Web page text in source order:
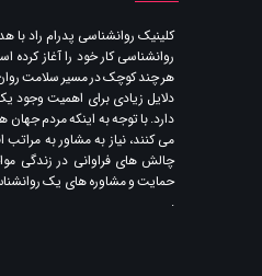
​کلینیک روانشناسی پدرام راد با
روانشناسی کار خود را آغاز
هر چند کوچک در مسیر سلامت روان
دلایل زیادی برای اهمیت وجود
دارد. با توجه به اینکه مردم جهان
می کنند​​​​​​​، نیاز به مشاور به
چالش های فراوانی در زندگی
حمایت و مشاوره های یک
.